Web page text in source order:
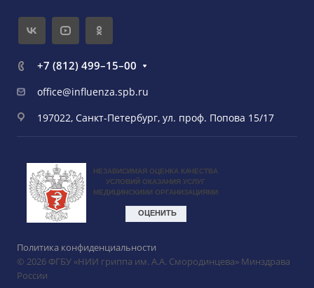
+7 (812) 499–15–00
office@influenza.spb.ru
197022, Санкт-Петербург, ул. проф. Попова 15/17
Политика конфиденциальности
© 2026 ФГБУ «НИИ гриппа им. А.А. Смородинцева» Минздрава
России